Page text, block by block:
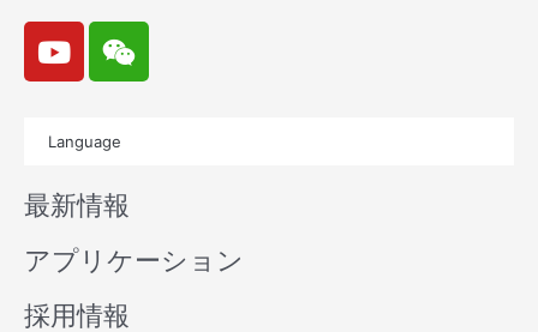
Y
o
u
b
e
W
e
i
n
Language
最新情報
アプリケーション
採用情報